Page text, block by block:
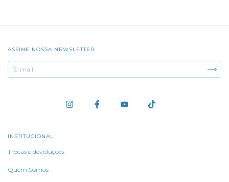
ASSINE NOSSA NEWSLETTER
INSTITUCIONAL
Trocas e devoluções
Quem Somos